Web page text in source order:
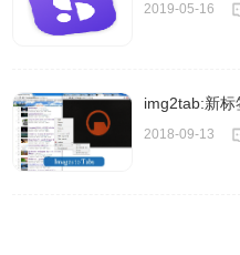
2019-05-16
img2tab:新
2018-09-13